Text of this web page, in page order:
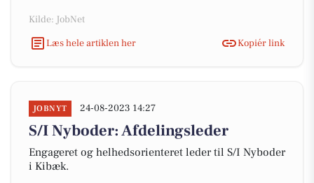
Kilde: JobNet
Læs hele artiklen her
Kopiér link
JOBNYT 24-08-2023 14:27
S/I Nyboder: Afdelingsleder
Engageret og helhedsorienteret leder til S/I Nyboder
i Kibæk.